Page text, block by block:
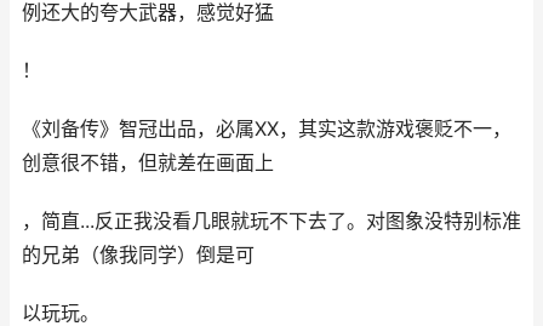
例还大的夸大武器，感觉好猛
！
《刘备传》智冠出品，必属XX，其实这款游戏褒贬不一，
创意很不错，但就差在画面上
，简直...反正我没看几眼就玩不下去了。对图象没特别标准
的兄弟（像我同学）倒是可
以玩玩。